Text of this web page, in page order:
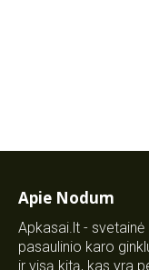
Apie Nodum
Apkasai.lt -
pasaulinio karo
ir visą kitą, kas yra